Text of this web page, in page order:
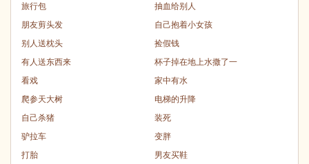
旅行包
抽血给别人
朋友剪头发
自己抱着小女孩
别人送枕头
捡假钱
有人送东西来
杯子掉在地上水撒了一
看戏
家中有水
爬参天大树
电梯的升降
自己杀猪
装死
驴拉车
变胖
打胎
男友买鞋